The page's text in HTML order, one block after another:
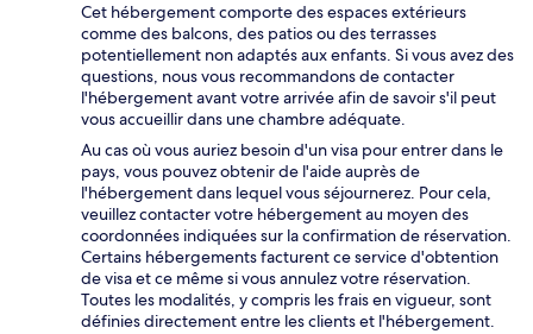
Cet hébergement comporte des espaces extérieurs
comme des balcons, des patios ou des terrasses
potentiellement non adaptés aux enfants. Si vous avez des
questions, nous vous recommandons de contacter
l'hébergement avant votre arrivée afin de savoir s'il peut
vous accueillir dans une chambre adéquate.
Au cas où vous auriez besoin d'un visa pour entrer dans le
pays, vous pouvez obtenir de l'aide auprès de
l'hébergement dans lequel vous séjournerez. Pour cela,
veuillez contacter votre hébergement au moyen des
coordonnées indiquées sur la confirmation de réservation.
Certains hébergements facturent ce service d'obtention
de visa et ce même si vous annulez votre réservation.
Toutes les modalités, y compris les frais en vigueur, sont
définies directement entre les clients et l'hébergement.